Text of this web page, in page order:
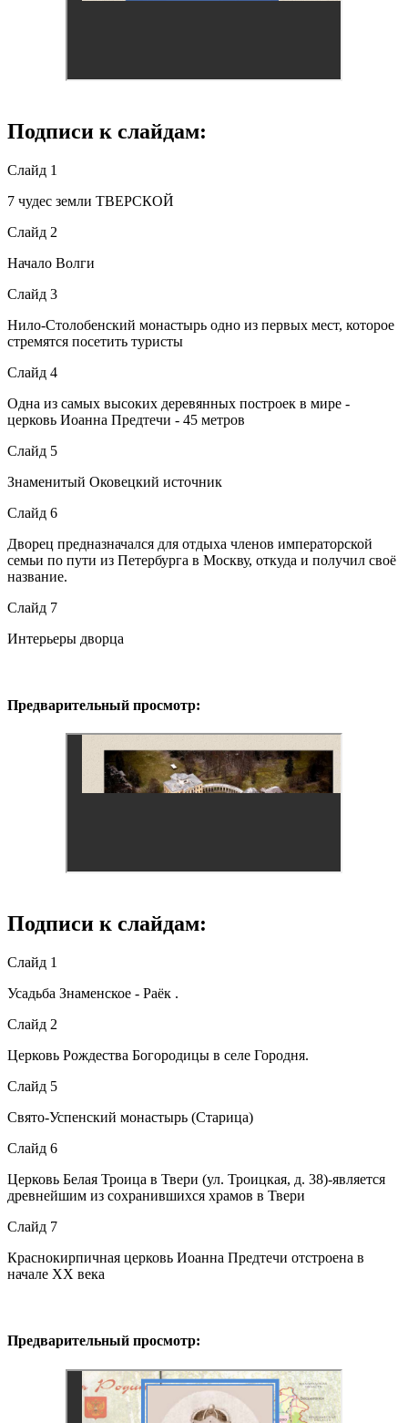
Подписи к слайдам:
Слайд 1
7 чудес земли ТВЕРСКОЙ
Слайд 2
Начало Волги
Слайд 3
Нило-Столобенский монастырь одно из первых мест, которое
стремятся посетить туристы
Слайд 4
Одна из самых высоких деревянных построек в мире -
церковь Иоанна Предтечи - 45 метров
Слайд 5
Знаменитый Оковецкий источник
Слайд 6
Дворец предназначался для отдыха членов императорской
семьи по пути из Петербурга в Москву, откуда и получил своё
название.
Слайд 7
Интерьеры дворца
Предварительный просмотр:
Подписи к слайдам:
Слайд 1
Усадьба Знаменское - Раёк .
Слайд 2
Церковь Рождества Богородицы в селе Городня.
Слайд 5
Свято-Успенский монастырь (Старица)
Слайд 6
Церковь Белая Троица в Твери (ул. Троицкая, д. 38)-является
древнейшим из сохранившихся храмов в Твери
Слайд 7
Краснокирпичная церковь Иоанна Предтечи отстроена в
начале XX века
Предварительный просмотр: